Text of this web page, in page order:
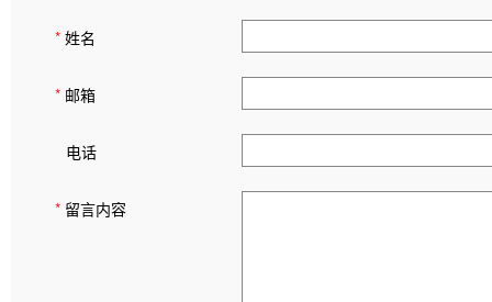
* 姓名
* 邮箱
电话
* 留言内容